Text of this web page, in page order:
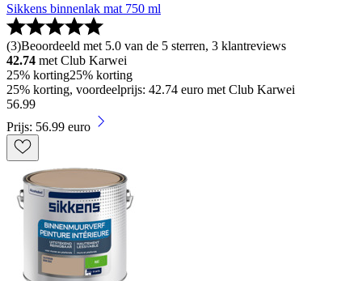
Sikkens binnenlak mat 750 ml
(3)Beoordeeld met 5.0 van de 5 sterren, 3 klantreviews
42.74 met Club Karwei
25% korting25% korting
25% korting, voordeelprijs: 42.74 euro met Club Karwei
56.99
Prijs: 56.99 euro